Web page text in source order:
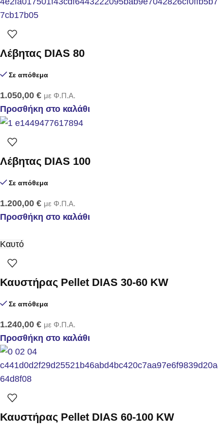
Λέβητας DIAS 80
Σε απόθεμα
1.050,00 € με Φ.Π.Α.
Προσθήκη στο καλάθι
Λέβητας DIAS 100
Σε απόθεμα
1.200,00 € με Φ.Π.Α.
Προσθήκη στο καλάθι
Καυτό
Καυστήρας Pellet DIAS 30-60 KW
Σε απόθεμα
1.240,00 € με Φ.Π.Α.
Προσθήκη στο καλάθι
Καυστήρας Pellet DIAS 60-100 KW